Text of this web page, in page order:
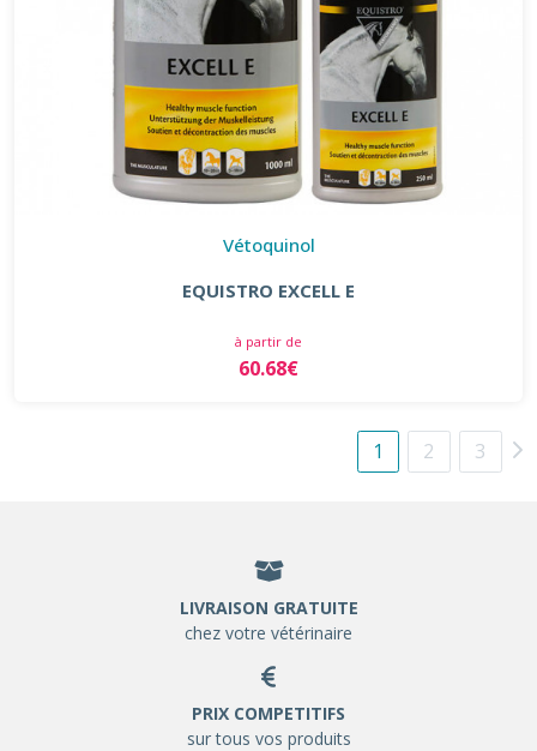
Vétoquinol
EQUISTRO EXCELL E
à partir de
60.68€
1 2 3
LIVRAISON GRATUITE
chez votre vétérinaire
PRIX COMPETITIFS
sur tous vos produits